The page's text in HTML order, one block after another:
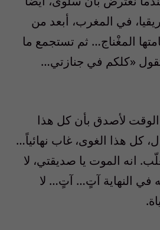
في المغرب، أبعد من
المغْناج… ثم تستجمع ما
«كلكم في جنازتي…
لأصدق بأن كل هذا
كل هذا الغوى، غاب نهائياً…
انه الموت يا صديقتي، لا
في النهاية آتٍ… آتٍ… لا